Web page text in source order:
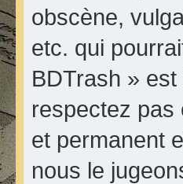
obscène,
etc. qui
BDTrash »
respectez pas
et permanent
nous le